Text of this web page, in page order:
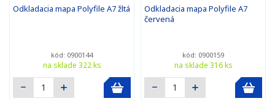
Odkladacia mapa Polyfile A7 žltá
kód: 0900144
na sklade 322 ks
Odkladacia mapa Polyfile A7
červená
kód: 0900159
na sklade 316 ks